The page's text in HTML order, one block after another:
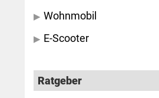
Wohnmobil
E-Scooter
Ratgeber